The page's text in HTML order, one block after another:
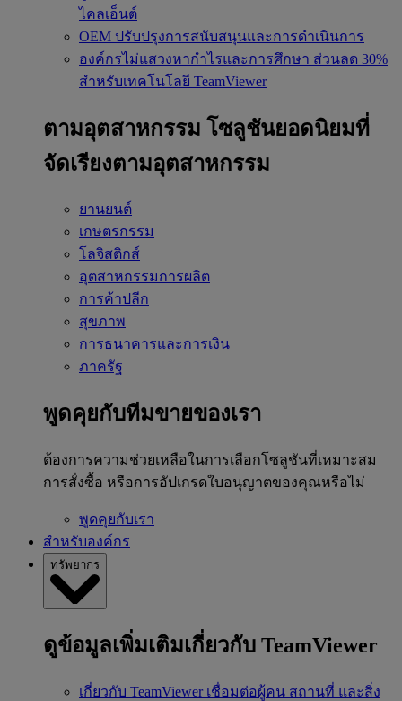
ไคลเอ็นต์
OEM ปรับปรุงการสนับสนุนและการดำเนินการ
องค์กรไม่แสวงหากำไรและการศึกษา ส่วนลด 30%
สำหรับเทคโนโลยี TeamViewer
ตามอุตสาหกรรม โซลูชันยอดนิยมที่
จัดเรียงตามอุตสาหกรรม
ยานยนต์
เกษตรกรรม
โลจิสติกส์
อุตสาหกรรมการผลิต
การค้าปลีก
สุขภาพ
การธนาคารและการเงิน
ภาครัฐ
พูดคุยกับทีมขายของเรา
ต้องการความช่วยเหลือในการเลือกโซลูชันที่เหมาะสม
การสั่งซื้อ หรือการอัปเกรดใบอนุญาตของคุณหรือไม่
พูดคุยกับเรา
สำหรับองค์กร
ทรัพยากร
ดูข้อมูลเพิ่มเติมเกี่ยวกับ TeamViewer
เกี่ยวกับ TeamViewer เชื่อมต่อผู้คน สถานที่ และสิ่ง